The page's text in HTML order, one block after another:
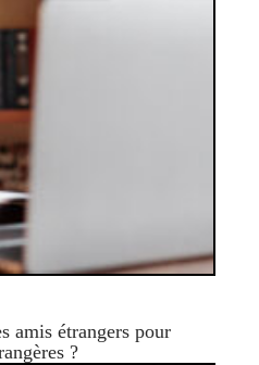
amis étrangers pour
?